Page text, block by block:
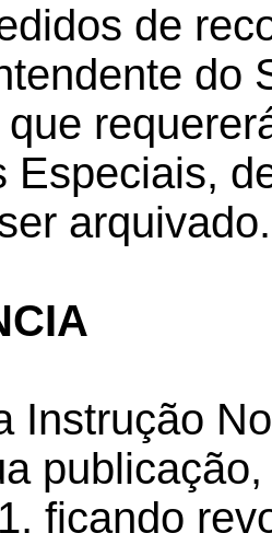
de
do
Especiais,
arquivado.
Instrução
ficando